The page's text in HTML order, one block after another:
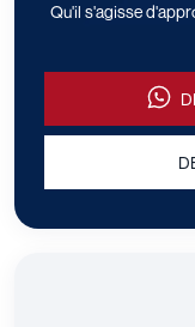
Qu'il s'agisse